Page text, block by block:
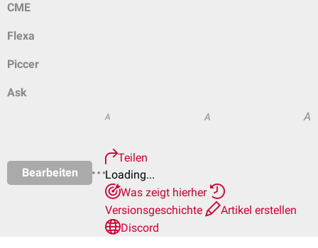
CME
Flexa
Piccer
Ask
Bearbeiten
A A A
Teilen
Loading...
Was zeigt hierher
Versionsgeschichte
Artikel erstellen
Discord